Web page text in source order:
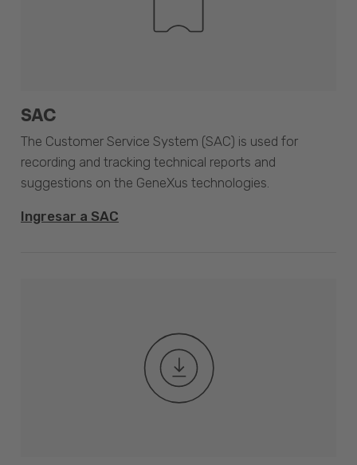
SAC
The Customer Service System (SAC) is used for
recording and tracking technical reports and
suggestions on the GeneXus technologies.
Ingresar a SAC